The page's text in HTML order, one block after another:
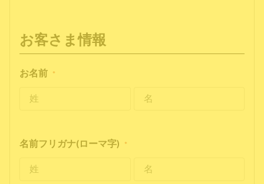
お客さま情報
お名前 *
名前フリガナ(ローマ字) *